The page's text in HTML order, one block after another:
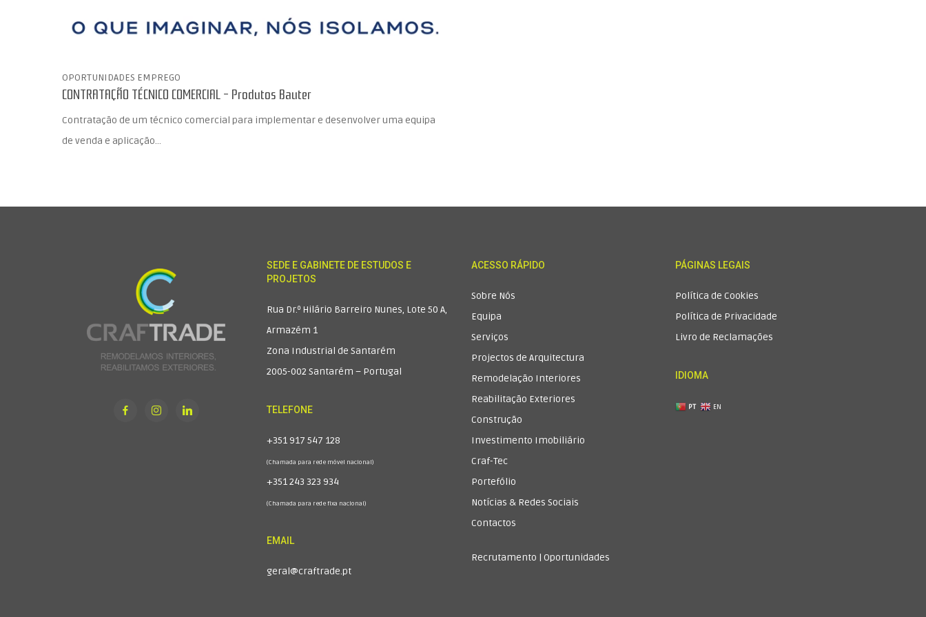
OPORTUNIDADES EMPREGO
CONTRATAÇÃO TÉCNICO COMERCIAL – Produtos Bauter
Contratação de um técnico comercial para implementar e desenvolver uma equipa
de venda e aplicação…
Upload Carta de Apresentação (Pdf or Word) (required)
Declaro, sob minha responsabilidade, ter mais de 18 anos de idade e respondo
exclusivamente à veracidade da declaração.
Concordo em receber as informações que a entidade considera adequadas
SEDE E GABINETE DE ESTUDOS E
PROJETOS
Rua Dr.º Hilário Barreiro Nunes, Lote 50 A,
Armazém 1
Zona Industrial de Santarém
2005-002 Santarém – Portugal
TELEFONE
+351 917 547 128
(Chamada para rede móvel nacional)
+351 243 323 934
(Chamada para rede fixa nacional)
EMAIL
geral@craftrade.pt
ACESSO RÁPIDO
Sobre Nós
Equipa
Serviços
Projectos de Arquitectura
Remodelação Interiores
Reabilitação Exteriores
Construção
Investimento Imobiliário
Craf-Tec
Portefólio
Notícias & Redes Sociais
Contactos
Recrutamento | Oportunidades
PÁGINAS LEGAIS
Política de Cookies
Política de Privacidade
Livro de Reclamações
IDIOMA
PT EN